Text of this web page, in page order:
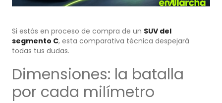
Si estás en proceso de compra de un SUV del
segmento C, esta comparativa técnica despejará
todas tus dudas.
Dimensiones: la batalla
por cada milímetro